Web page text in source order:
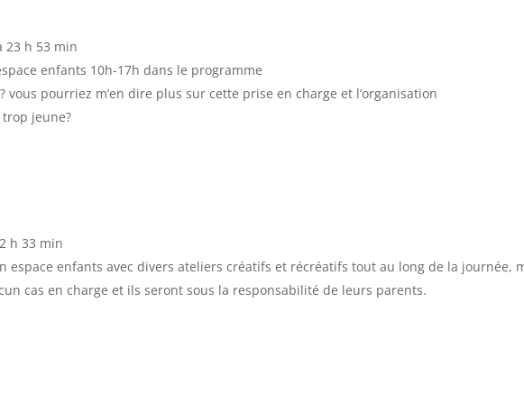
23 h 53 min
enfants 10h-17h dans le programme
vous pourriez m’en dire plus sur cette prise en charge et l’organisation
trop jeune?
h 33 min
espace enfants avec divers ateliers créatifs et récréatifs tout au long de la journée,
cas en charge et ils seront sous la responsabilité de leurs parents.